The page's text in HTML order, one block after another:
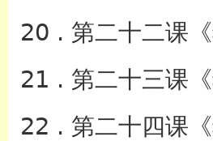
20 . 第二十二课
21 . 第二十三课
22 . 第二十四课